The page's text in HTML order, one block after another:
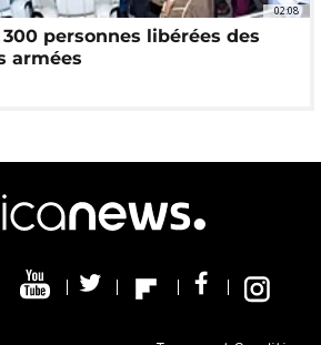
02:08
personnes libérées des
armées